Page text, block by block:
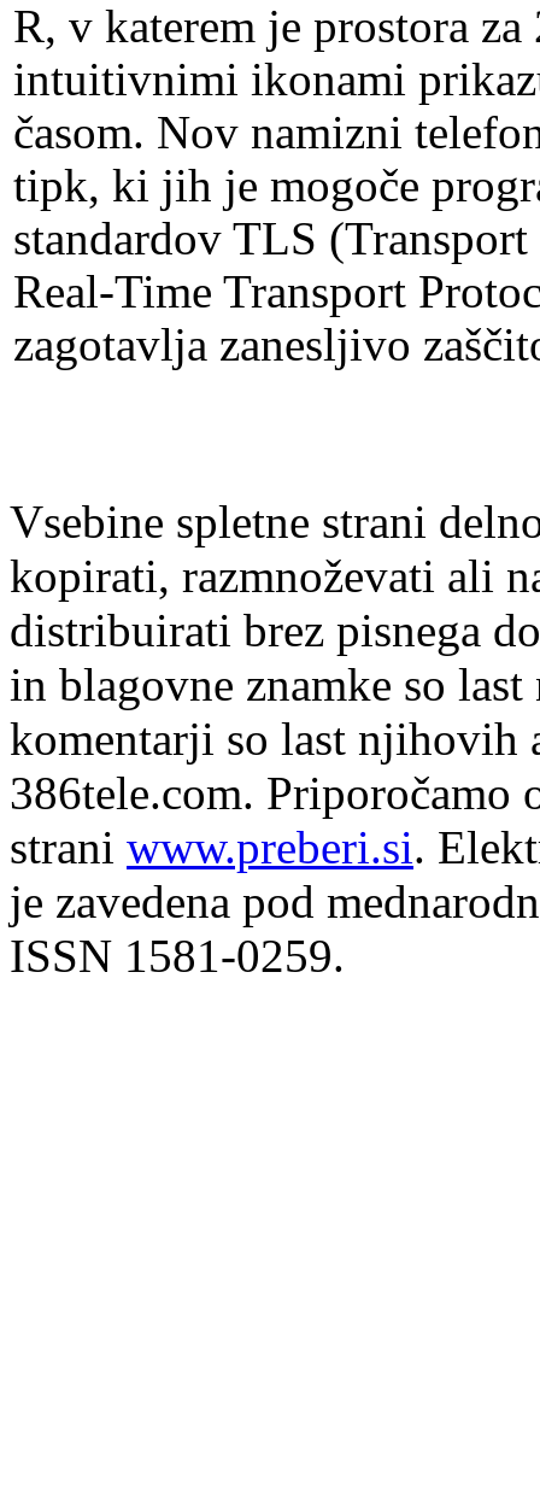
R, v katerem je prostora
intuitivnimi ikonami
časom. Nov namizni
tipk, ki jih je mogoče
standardov TLS
Real-Time Transport
zagotavlja zanesljivo
Vsebine spletne strani
kopirati, razmnoževati ali
distribuirati brez pisnega
in blagovne znamke so
komentarji so last njihovih
386tele.com. Priporočamo
strani www.preberi.si.
je zavedena pod
ISSN 1581-0259.